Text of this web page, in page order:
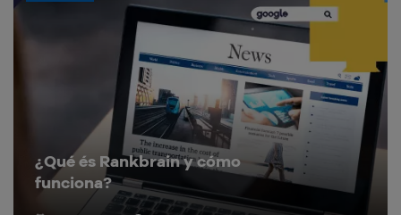
¿Qué és Rankbrain y cómo
funciona?